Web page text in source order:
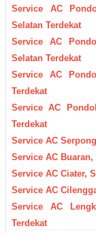
Service AC
Selatan Terdekat
Service AC
Selatan Terdekat
Service AC
Terdekat
Service AC
Terdekat
Service AC
Service AC
Service AC Ciater,
Service AC
Service AC
Terdekat